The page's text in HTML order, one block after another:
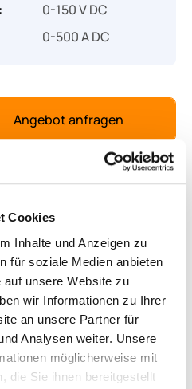
Cookies
Inhalte und Anzeigen zu
für soziale Medien anbieten
unsere Website zu
wir Informationen zu Ihrer
an unsere Partner für
Analysen weiter. Unsere
möglicherweise mit
die Sie ihnen bereitgestellt
0-150 V DC
0-500 A DC
den gewünschten
Angebot anfragen
zum Produkt
Produkt
zum Produkt?